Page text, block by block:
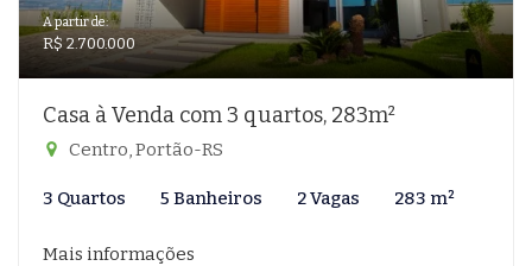
A partir de:
R$ 2.700.000
Casa à Venda com 3 quartos, 283m²
Centro, Portão-RS
3 Quartos 5 Banheiros 2 Vagas 283 m²
Mais informações